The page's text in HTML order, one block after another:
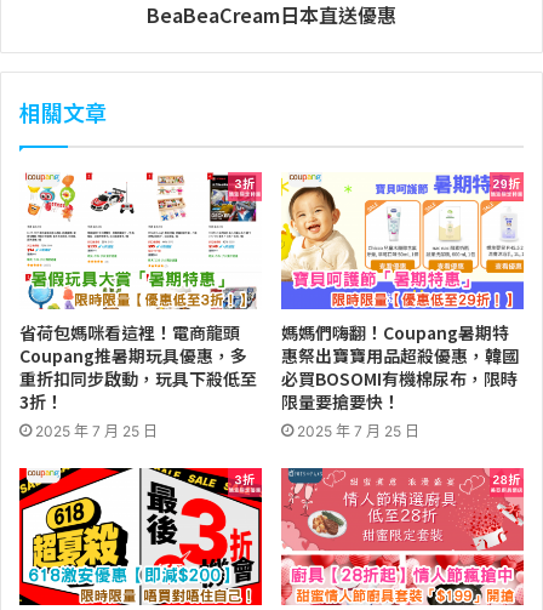
BeaBeaCream日本直送優惠
相關文章
省荷包媽咪看這裡！電商龍頭
Coupang推暑期玩具優惠，多
重折扣同步啟動，玩具下殺低至
3折！
2025 年 7 月 25 日
媽媽們嗨翻！Coupang暑期特
惠祭出寶寶用品超殺優惠，韓國
必買BOSOMI有機棉尿布，限時
限量要搶要快！
2025 年 7 月 25 日